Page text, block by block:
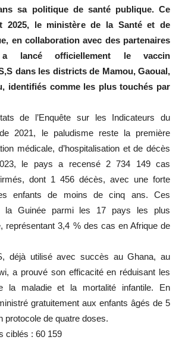
sa politique de santé publique. Ce
2025, le ministère de la Santé et de
en collaboration avec des partenaires
a lancé officiellement le vaccin
dans les districts de Mamou, Gaoual,
identifiés comme les plus touchés par
de l’Enquête sur les Indicateurs du
2021, le paludisme reste la première
médicale, d’hospitalisation et de décès
le pays a recensé 2 734 149 cas
dont 1 456 décès, avec une forte
enfants de moins de cinq ans. Ces
la Guinée parmi les 17 pays les plus
représentant 3,4 % des cas en Afrique de
déjà utilisé avec succès au Ghana, au
a prouvé son efficacité en réduisant les
la maladie et la mortalité infantile. En
gratuitement aux enfants âgés de 5
protocole de quatre doses.
ciblés : 60 159